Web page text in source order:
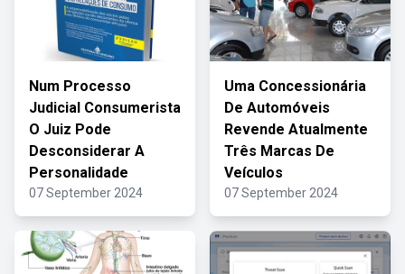
Num Processo
Judicial Consumerista
O Juiz Pode
Desconsiderar A
Personalidade
07 September 2024
Uma Concessionária
De Automóveis
Revende Atualmente
Três Marcas De
Veículos
07 September 2024